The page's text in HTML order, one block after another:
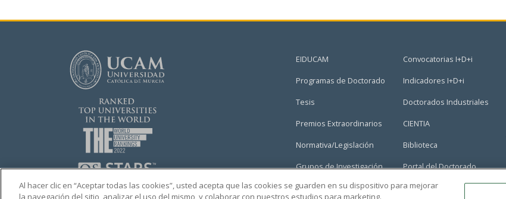
EIDUCAM
Programas de Doctorado
Tesis
Premios Extraordinarios
Normativa/Legislación
Grupos de Investigación
Convocatorias I+D+i
Indicadores I+D+i
Doctorados Industriales
CIENTIA
Biblioteca
Portal del Doctorado
Al hacer clic en “Aceptar todas las cookies”, usted acepta que las cookies se guarden en su dispositivo para mejorar
la navegación del sitio, analizar el uso del mismo, y colaborar con nuestros estudios para marketing.